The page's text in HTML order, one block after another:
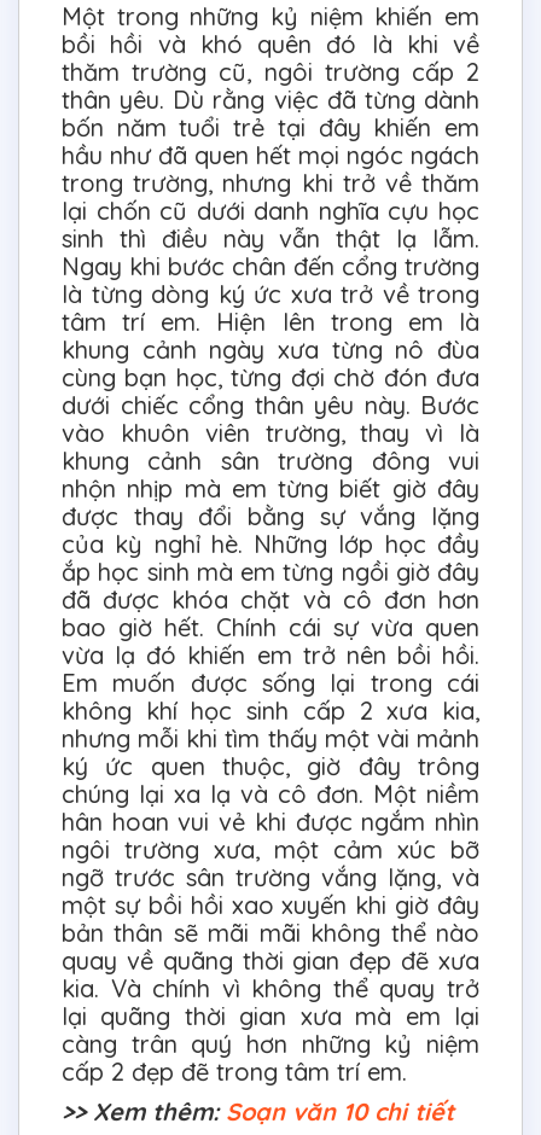
Một trong những kỷ niệm khiến em
bồi hồi và khó quên đó là khi về
thăm trường cũ, ngôi trường cấp 2
thân yêu. Dù rằng việc đã từng dành
bốn năm tuổi trẻ tại đây khiến em
hầu như đã quen hết mọi ngóc ngách
trong trường, nhưng khi trở về thăm
lại chốn cũ dưới danh nghĩa cựu học
sinh thì điều này vẫn thật lạ lẫm.
Ngay khi bước chân đến cổng trường
là từng dòng ký ức xưa trở về trong
tâm trí em. Hiện lên trong em là
khung cảnh ngày xưa từng nô đùa
cùng bạn học, từng đợi chờ đón đưa
dưới chiếc cổng thân yêu này. Bước
vào khuôn viên trường, thay vì là
khung cảnh sân trường đông vui
nhộn nhịp mà em từng biết giờ đây
được thay đổi bằng sự vắng lặng
của kỳ nghỉ hè. Những lớp học đầy
ắp học sinh mà em từng ngồi giờ đây
đã được khóa chặt và cô đơn hơn
bao giờ hết. Chính cái sự vừa quen
vừa lạ đó khiến em trở nên bồi hồi.
Em muốn được sống lại trong cái
không khí học sinh cấp 2 xưa kia,
nhưng mỗi khi tìm thấy một vài mảnh
ký ức quen thuộc, giờ đây trông
chúng lại xa lạ và cô đơn. Một niềm
hân hoan vui vẻ khi được ngắm nhìn
ngôi trường xưa, một cảm xúc bỡ
ngỡ trước sân trường vắng lặng, và
một sự bồi hồi xao xuyến khi giờ đây
bản thân sẽ mãi mãi không thể nào
quay về quãng thời gian đẹp đẽ xưa
kia. Và chính vì không thể quay trở
lại quãng thời gian xưa mà em lại
càng trân quý hơn những kỷ niệm
cấp 2 đẹp đẽ trong tâm trí em.
>> Xem thêm: Soạn văn 10 chi tiết